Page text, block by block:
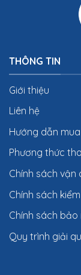
THÔNG TIN
Giới thiệu
Liên hệ
Hướng dẫn
Phương thức
Chính sách vận
Chính sách
Chính sách bảo
Quy trình giải